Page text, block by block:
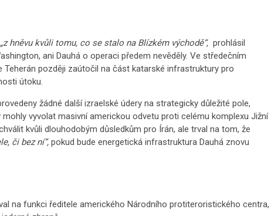
„z hněvu kvůli tomu, co se stalo na Blízkém východě“, prohlásil
ani Dauhá o operaci předem nevěděly. Ve středečním
později zaútočil na část katarské infrastruktury pro
útoku.
žádné další izraelské údery na strategicky důležité pole,
vyvolat masivní americkou odvetu proti celému komplexu Jižní
kvůli dlouhodobým důsledkům pro Írán, ale trval na tom, že
či bez ní“, pokud bude energetická infrastruktura Dauhá znovu
na funkci ředitele amerického Národního protiteroristického centra,